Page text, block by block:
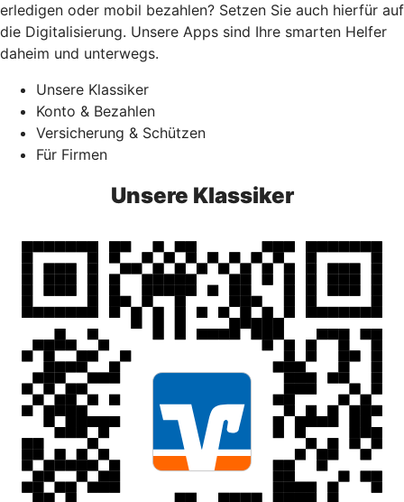
erledigen oder mobil bezahlen? Setzen Sie auch hierfür auf
die Digitalisierung. Unsere Apps sind Ihre smarten Helfer
daheim und unterwegs.
Unsere Klassiker
Konto & Bezahlen
Versicherung & Schützen
Für Firmen
Unsere Klassiker